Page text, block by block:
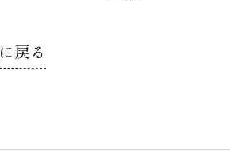
戻る